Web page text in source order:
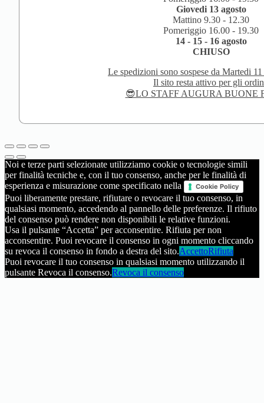
Giovedi 13 agosto
Mattino 9.30 - 12.30
Pomeriggio 16.00 - 19.30
14 - 15 - 16 agosto
CHIUSO
Le spedizioni sono sospese da Martedi
Il sito resta attivo per gli
😎LO STAFF AUGURA BUONE
Noi e terze parti selezionate utilizziamo cookie o tecnologie simili
per finalità tecniche e, con il tuo consenso, anche per le finalità di
esperienza e misurazione come specificato nella
Cookie Policy
Puoi liberamente prestare, rifiutare o revocare il tuo consenso, in
qualsiasi momento, accedendo al pannello delle preferenze. Il rifiuto
del consenso può rendere non disponibili le relative funzioni.
Usa il pulsante “Accetta” per acconsentire. Rifiuta per non
acconsentire. Puoi revocare il consenso in ogni momento cliccando
su revoca il consenso in fondo a destra del sito.AccettoRifiuta
Puoi revocare il tuo consenso in qualsiasi momento utilizzando il
pulsante Revoca il consenso.Revoca il consenso